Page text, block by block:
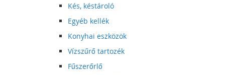
Kés, késtároló
Egyéb kellék
Konyhai eszközök
Vízszűrő tartozék
Fűszerőrlő